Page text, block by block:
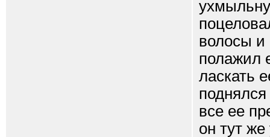
волосы и
полажил
ласкать
все ее
он тут